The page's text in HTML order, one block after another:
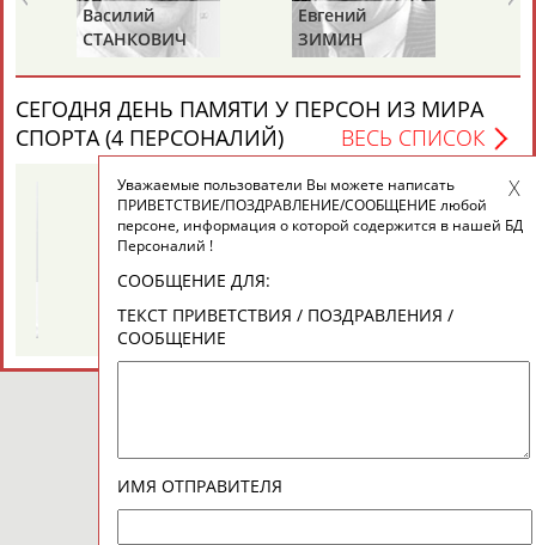
Василий
СТАНКОВИЧ
Евгений
ЗИМИН
СЕГОДНЯ ДЕНЬ ПАМЯТИ У ПЕРСОН ИЗ МИРА
СПОРТА (4 ПЕРСОНАЛИЙ)
ВЕСЬ СПИСОК
ЗИНЧЕНКО
АНАРБАЕВ
Уважаемые пользователи Вы можете написать
ПРИВЕТСТВИЕ/ПОЗДРАВЛЕНИЕ/СООБЩЕНИЕ любой
персоне, информация о которой содержится в нашей БД
Персоналий !
СООБЩЕНИЕ ДЛЯ:
ТЕКСТ ПРИВЕТСТВИЯ / ПОЗДРАВЛЕНИЯ /
СООБЩЕНИЕ
ИМЯ ОТПРАВИТЕЛЯ